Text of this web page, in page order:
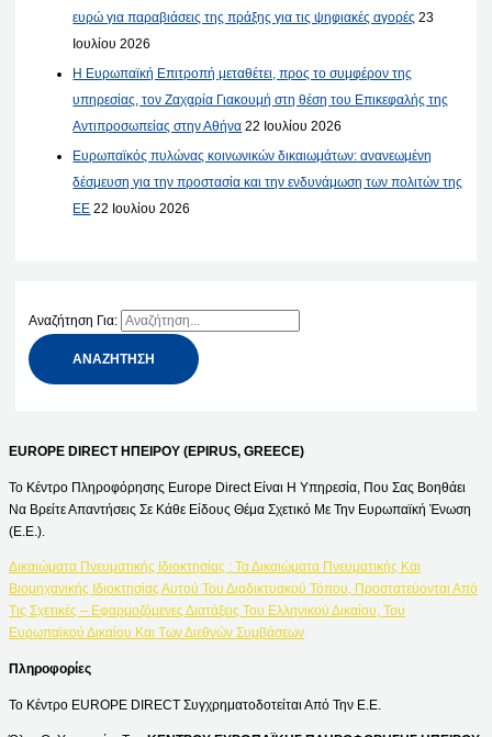
ευρώ για παραβιάσεις της πράξης για τις ψηφιακές αγορές 23
Ιουλίου 2026
Η Ευρωπαϊκή Επιτροπή μεταθέτει, προς το συμφέρον της
υπηρεσίας, τον Ζαχαρία Γιακουμή στη θέση του Επικεφαλής της
Αντιπροσωπείας στην Αθήνα 22 Ιουλίου 2026
Ευρωπαϊκός πυλώνας κοινωνικών δικαιωμάτων: ανανεωμένη
δέσμευση για την προστασία και την ενδυνάμωση των πολιτών της
ΕΕ 22 Ιουλίου 2026
Αναζήτηση Για:
EUROPE DIRECT ΗΠΕΙΡΟΥ (EPIRUS, GREECE)
Το Κέντρο Πληροφόρησης Europe Direct Είναι Η Υπηρεσία, Που Σας Βοηθάει
Να Βρείτε Απαντήσεις Σε Κάθε Είδους Θέμα Σχετικό Με Την Ευρωπαϊκή Ένωση
(Ε.Ε.).
Δικαιώματα Πνευματικής Ιδιοκτησίας : Τα Δικαιώματα Πνευματικής Και
Βιομηχανικής Ιδιοκτησίας Αυτού Του Διαδικτυακού Τόπου, Προστατεύονται Από
Τις Σχετικές – Εφαρμοζόμενες Διατάξεις Του Ελληνικού Δικαίου, Του
Ευρωπαϊκού Δικαίου Και Των Διεθνών Συμβάσεων
Πληροφορίες
Το Κέντρο EUROPE DIRECT Συγχρηματοδοτείται Από Την Ε.Ε.